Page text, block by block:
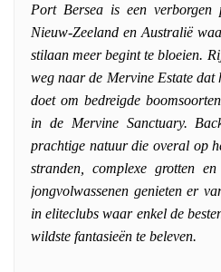
Port Bersea is een verborgen
Nieuw-Zeeland en Australië
stilaan meer begint te bloeien.
weg naar de Mervine Estate
doet om bedreigde
in de Mervine Sanctuary.
prachtige natuur die overal op
stranden, complexe grotten
jongvolwassenen genieten er
in eliteclubs waar enkel de
wildste fantasieën te beleven.